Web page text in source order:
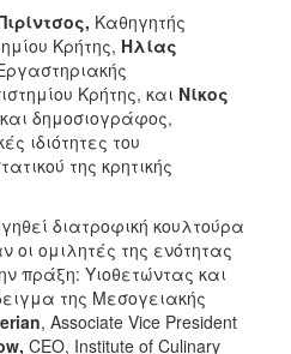
Καθηγητής
Κρήτης, Ηλίας
Κρήτης, και Νίκος
δημοσιογράφος,
ιδιότητες του
της κρητικής
διατροφική κουλτούρα
οι ομιλητές της ενότητας
πράξη: Υιοθετώντας και
της Μεσογειακής
, Associate Vice President
, CEO, Institute of Culinary